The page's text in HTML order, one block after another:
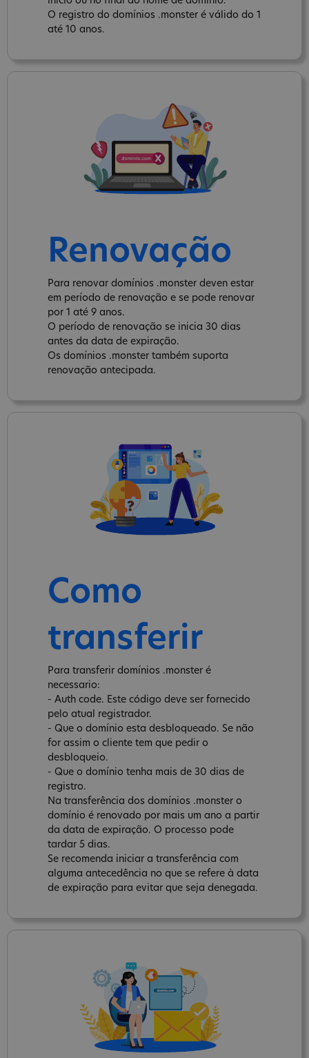
O registro do domínios .monster é válido do 1
até 10 anos.
Renovação
Para renovar domínios .monster deven estar
em período de renovação e se pode renovar
por 1 até 9 anos.
O período de renovação se inicia 30 dias
antes da data de expiração.
Os domínios .monster também suporta
renovação antecipada.
Como
transferir
Para transferir domínios .monster é
necessario:
- Auth code. Este código deve ser fornecido
pelo atual registrador.
- Que o domínio esta desbloqueado. Se não
for assim o cliente tem que pedir o
desbloqueio.
- Que o domínio tenha mais de 30 dias de
registro.
Na transferência dos domínios .monster o
domínio é renovado por mais um ano a partir
da data de expiração. O processo pode
tardar 5 dias.
Se recomenda iniciar a transferência com
alguma antecedência no que se refere à data
de expiração para evitar que seja denegada.